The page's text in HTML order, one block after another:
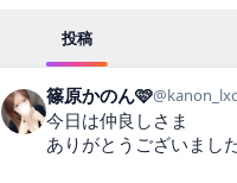
投稿
篠原かのん🩷@
今日は仲良しさま
ありがとうございまし